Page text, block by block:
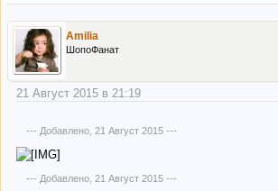
Amilia
ШопоФанат
21 Август 2015 в 21:19
--- Добавлено, 21 Август 2015---
--- Добавлено, 21 Август 2015---